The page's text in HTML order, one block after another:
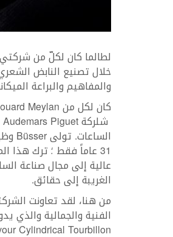
خلال تصنيع النابض
والمفاهيم والبراعة
عالية إلى مجال صناعة
الغريبة إلى حقائق.
من هنا، لقد تعاونت